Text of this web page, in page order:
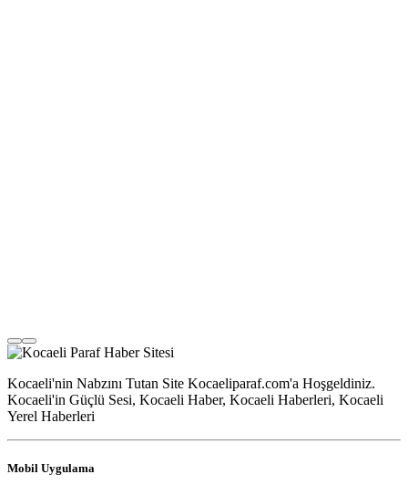
Kocaeli'nin Nabzını Tutan Site Kocaeliparaf.com'a Hoşgeldiniz.
Kocaeli'in Güçlü Sesi, Kocaeli Haber, Kocaeli Haberleri, Kocaeli
Yerel Haberleri
Mobil Uygulama